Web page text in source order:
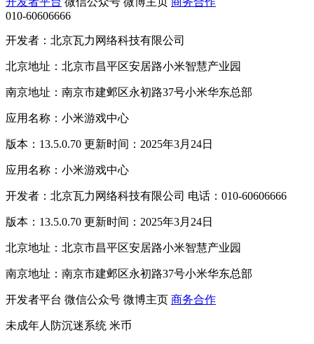
010-60606666
开发者：北京瓦力网络科技有限公司
北京地址：北京市昌平区安居路小米智慧产业园
南京地址：南京市建邺区永初路37号小米华东总部
应用名称：小米游戏中心
版本：13.5.0.70 更新时间：2025年3月24日
应用名称：小米游戏中心
开发者：北京瓦力网络科技有限公司 电话：010-60606666
版本：13.5.0.70 更新时间：2025年3月24日
北京地址：北京市昌平区安居路小米智慧产业园
南京地址：南京市建邺区永初路37号小米华东总部
开发者平台 微信公众号 微博主页 商务合作
未成年人防沉迷系统 米币